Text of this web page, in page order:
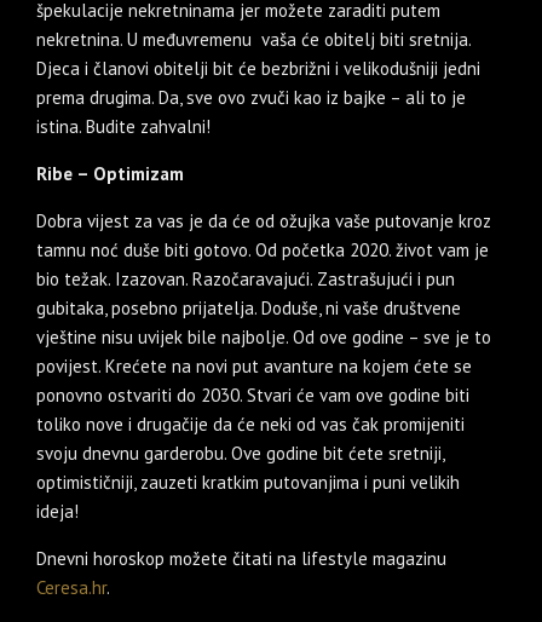
špekulacije nekretninama jer možete zaraditi putem
nekretnina. U međuvremenu vaša će obitelj biti sretnija.
Djeca i članovi obitelji bit će bezbrižni i velikodušniji jedni
prema drugima. Da, sve ovo zvuči kao iz bajke – ali to je
istina. Budite zahvalni!
Ribe – Optimizam
Dobra vijest za vas je da će od ožujka vaše putovanje kroz
tamnu noć duše biti gotovo. Od početka 2020. život vam je
bio težak. Izazovan. Razočaravajući. Zastrašujući i pun
gubitaka, posebno prijatelja. Doduše, ni vaše društvene
vještine nisu uvijek bile najbolje. Od ove godine – sve je to
povijest. Krećete na novi put avanture na kojem ćete se
ponovno ostvariti do 2030. Stvari će vam ove godine biti
toliko nove i drugačije da će neki od vas čak promijeniti
svoju dnevnu garderobu. Ove godine bit ćete sretniji,
optimističniji, zauzeti kratkim putovanjima i puni velikih
ideja!
Dnevni horoskop možete čitati na lifestyle magazinu
Ceresa.hr.